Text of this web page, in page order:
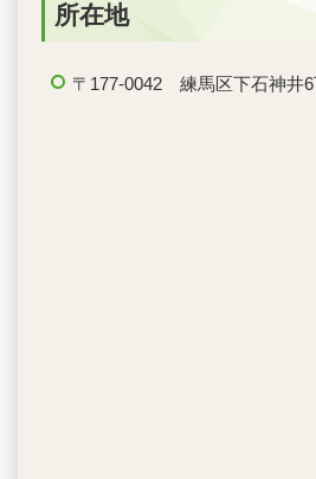
所在地
〒177-0042 練馬区下石神井6